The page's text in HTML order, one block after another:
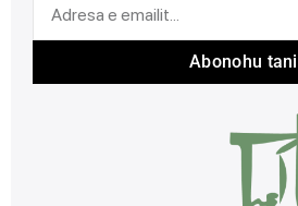
Abonohu tani